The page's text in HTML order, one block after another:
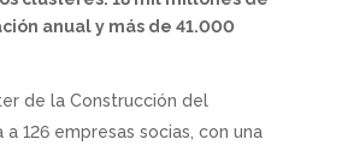
anual y más de 41.000
de la Construcción del
a 126 empresas socias, con una